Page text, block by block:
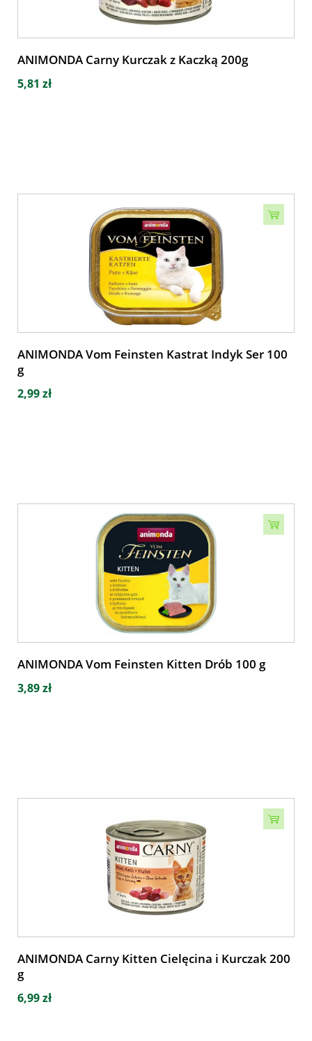
ANIMONDA Carny Kurczak z Kaczką 200g
5,81 zł
ANIMONDA Vom Feinsten Kastrat Indyk Ser 100
g
2,99 zł
ANIMONDA Vom Feinsten Kitten Drób 100 g
3,89 zł
ANIMONDA Carny Kitten Cielęcina i Kurczak 200
g
6,99 zł